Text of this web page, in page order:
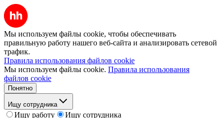
Мы используем файлы cookie, чтобы обеспечивать
правильную работу нашего веб-сайта и анализировать сетевой
трафик.
Правила использования файлов cookie
Мы используем файлы cookie. Правила использования
файлов cookie
Понятно
Ищу сотрудника
Ищу работу
Ищу сотрудника